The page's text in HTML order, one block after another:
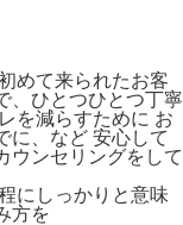
にしっかりと意味
方を